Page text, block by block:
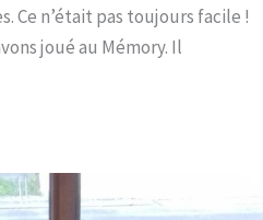
Ce n’était pas toujours facile !
joué au Mémory. Il